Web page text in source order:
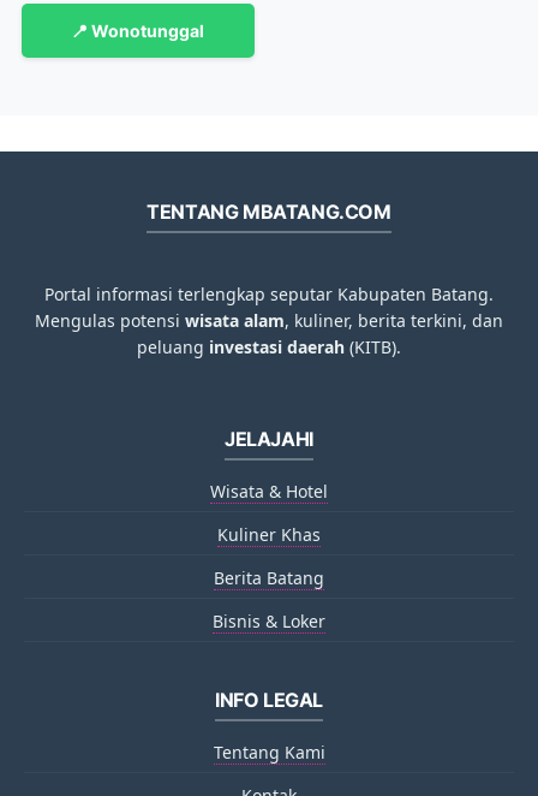
📍 Wonotunggal
TENTANG MBATANG.COM
Portal informasi terlengkap seputar Kabupaten Batang.
Mengulas potensi wisata alam, kuliner, berita terkini, dan
peluang investasi daerah (KITB).
JELAJAHI
Wisata & Hotel
Kuliner Khas
Berita Batang
Bisnis & Loker
INFO LEGAL
Tentang Kami